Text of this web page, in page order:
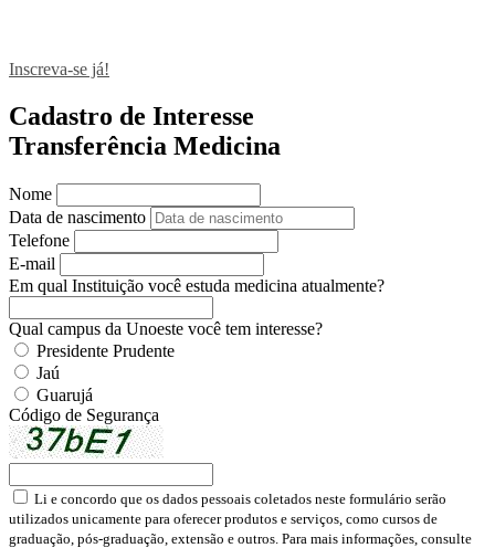
Inscreva-se já!
Cadastro de Interesse
Transferência Medicina
Nome
Data de nascimento
Telefone
E-mail
Em qual Instituição você estuda medicina atualmente?
Qual campus da Unoeste você tem interesse?
Presidente Prudente
Jaú
Guarujá
Código de Segurança
Li e concordo que os dados pessoais coletados neste formulário serão
utilizados unicamente para oferecer produtos e serviços, como cursos de
graduação, pós-graduação, extensão e outros. Para mais informações, consulte